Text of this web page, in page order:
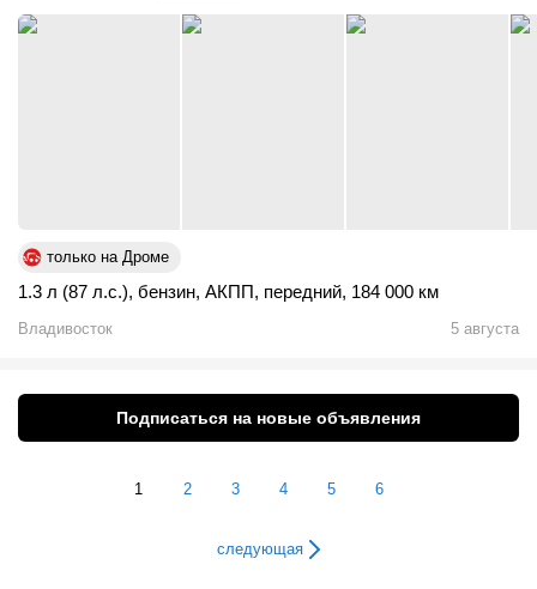
только на Дроме
1.3 л (87 л.с.), бензин, АКПП, передний, 184 000 км
Владивосток 5 августа
Подписаться на новые объявления
1 2 3 4 5 6
следующая